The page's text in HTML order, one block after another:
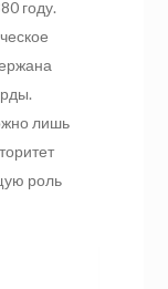
году.
лишь
роль